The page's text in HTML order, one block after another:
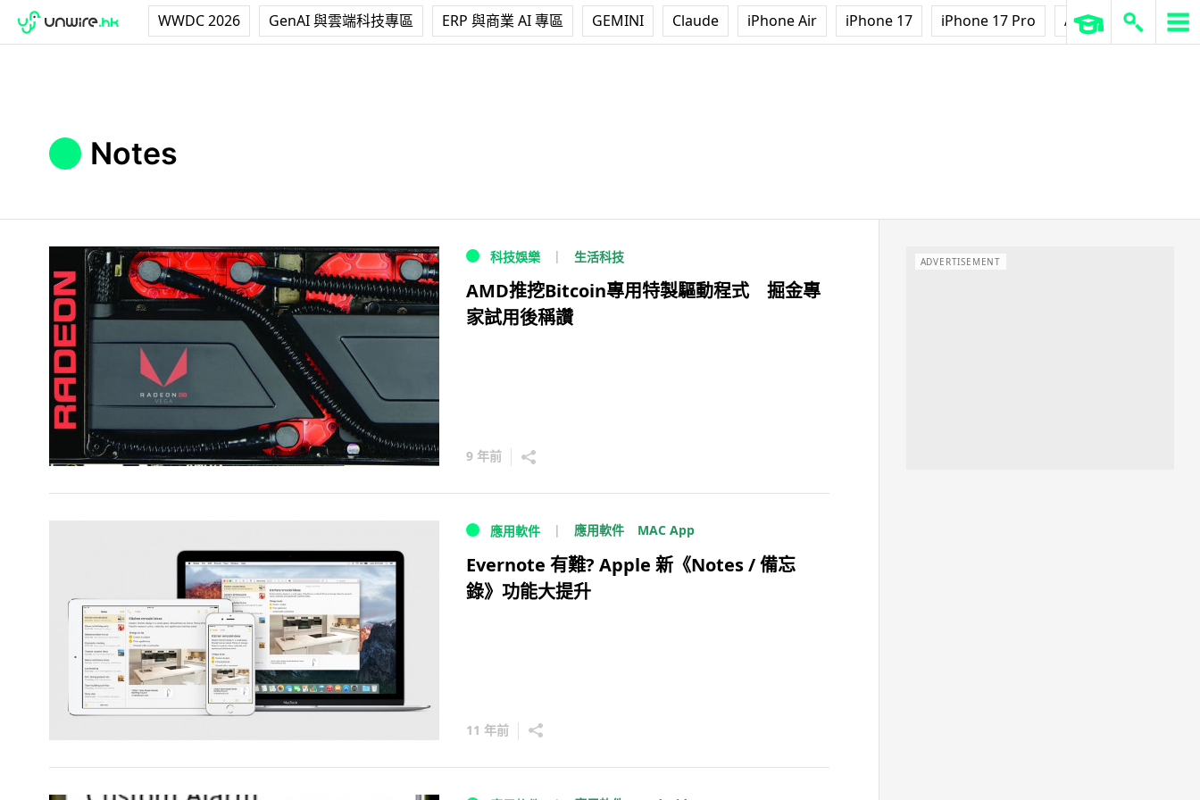
WWDC 2026 GenAI 與雲端科技專區 ERP 與商業 AI 專區 GEMINI Claude iPhone Air iPhone 17 iPhone 17 Pro AirPods Pro 3
Notes
科技娛樂 生活科技
AMD推挖Bitcoin專用特製驅動程式 掘金專
家試用後稱讚
9 年前
應用軟件 應用軟件 MAC App
Evernote 有難? Apple 新《Notes / 備忘
錄》功能大提升
11 年前
ADVERTISEMENT